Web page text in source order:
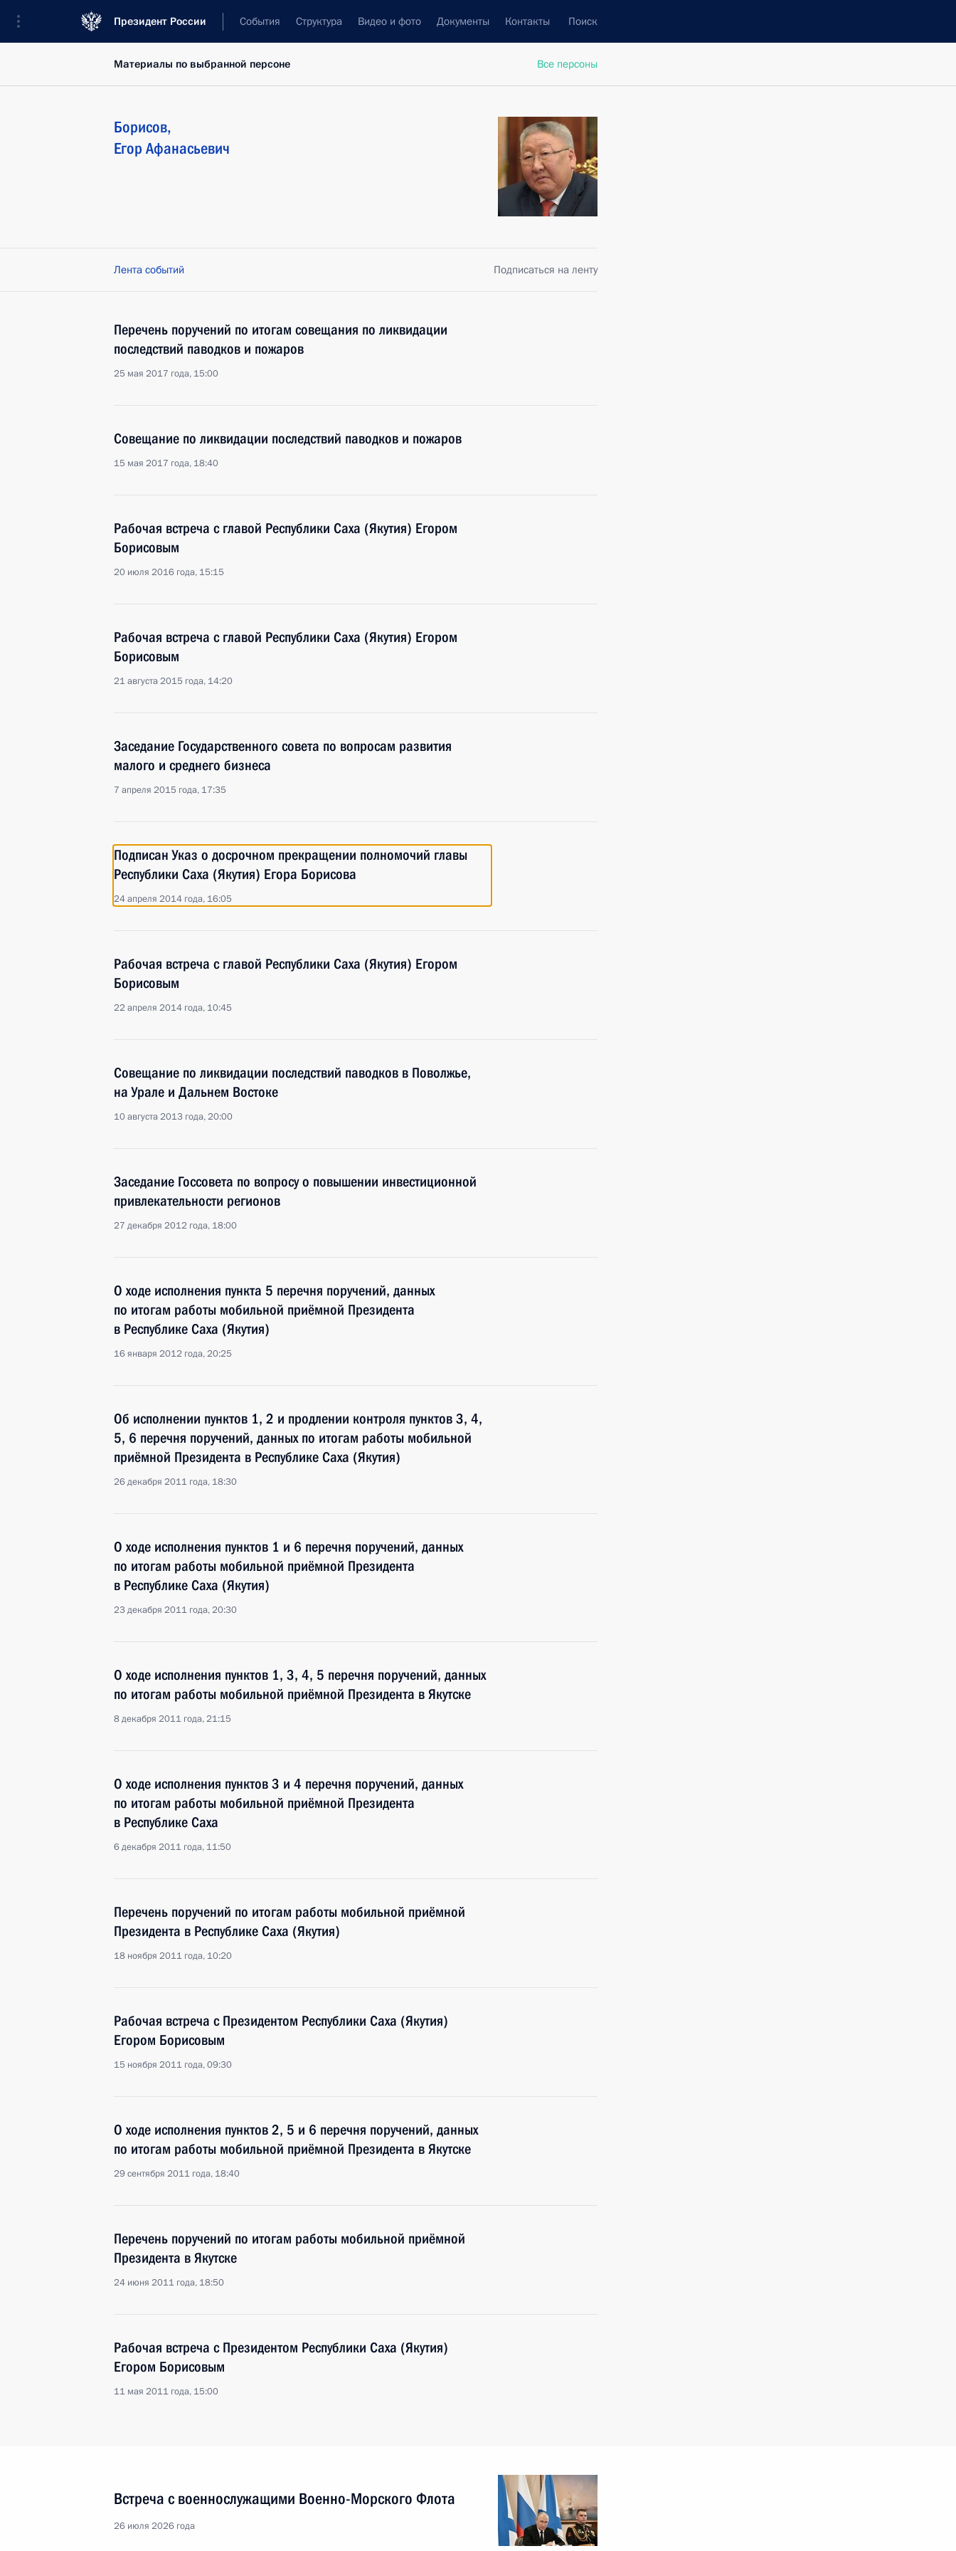
Президент России События Структура Видео и фото Документы Контакты Поиск
Все персоны
Материалы по выбранной персоне
Борисов,
Егор Афанасьевич
Лента событий Подписаться на ленту
Перечень поручений по итогам совещания по ликвидации
последствий паводков и пожаров
25 мая 2017 года, 15:00
Совещание по ликвидации последствий паводков и пожаров
15 мая 2017 года, 18:40
Рабочая встреча с главой Республики Саха (Якутия) Егором
Борисовым
20 июля 2016 года, 15:15
Рабочая встреча с главой Республики Саха (Якутия) Егором
Борисовым
21 августа 2015 года, 14:20
Заседание Государственного совета по вопросам развития
малого и среднего бизнеса
7 апреля 2015 года, 17:35
Подписан Указ о досрочном прекращении полномочий главы
Республики Саха (Якутия) Егора Борисова
24 апреля 2014 года, 16:05
Рабочая встреча с главой Республики Саха (Якутия) Егором
Борисовым
22 апреля 2014 года, 10:45
Совещание по ликвидации последствий паводков в Поволжье,
на Урале и Дальнем Востоке
10 августа 2013 года, 20:00
Заседание Госсовета по вопросу о повышении инвестиционной
привлекательности регионов
27 декабря 2012 года, 18:00
О ходе исполнения пункта 5 перечня поручений, данных
по итогам работы мобильной приёмной Президента
в Республике Саха (Якутия)
16 января 2012 года, 20:25
Об исполнении пунктов 1, 2 и продлении контроля пунктов 3, 4,
5, 6 перечня поручений, данных по итогам работы мобильной
приёмной Президента в Республике Саха (Якутия)
26 декабря 2011 года, 18:30
О ходе исполнения пунктов 1 и 6 перечня поручений, данных
по итогам работы мобильной приёмной Президента
в Республике Саха (Якутия)
23 декабря 2011 года, 20:30
О ходе исполнения пунктов 1, 3, 4, 5 перечня поручений, данных
по итогам работы мобильной приёмной Президента в Якутске
8 декабря 2011 года, 21:15
О ходе исполнения пунктов 3 и 4 перечня поручений, данных
по итогам работы мобильной приёмной Президента
в Республике Саха
6 декабря 2011 года, 11:50
Перечень поручений по итогам работы мобильной приёмной
Президента в Республике Саха (Якутия)
18 ноября 2011 года, 10:20
Рабочая встреча с Президентом Республики Саха (Якутия)
Егором Борисовым
15 ноября 2011 года, 09:30
О ходе исполнения пунктов 2, 5 и 6 перечня поручений, данных
по итогам работы мобильной приёмной Президента в Якутске
29 сентября 2011 года, 18:40
Перечень поручений по итогам работы мобильной приёмной
Президента в Якутске
24 июня 2011 года, 18:50
Рабочая встреча с Президентом Республики Саха (Якутия)
Егором Борисовым
11 мая 2011 года, 15:00
Встреча с военнослужащими Военно-Морского Флота
26 июля 2026 года